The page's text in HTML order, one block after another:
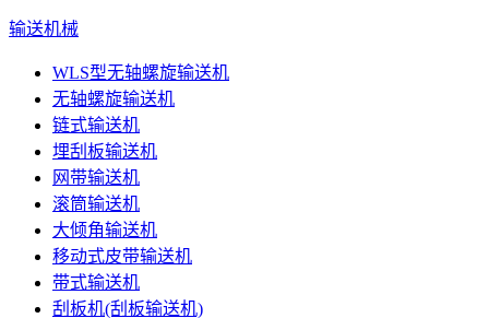
输送机械
WLS型无轴螺旋输送机
无轴螺旋输送机
链式输送机
埋刮板输送机
网带输送机
滚筒输送机
大倾角输送机
移动式皮带输送机
带式输送机
刮板机(刮板输送机)